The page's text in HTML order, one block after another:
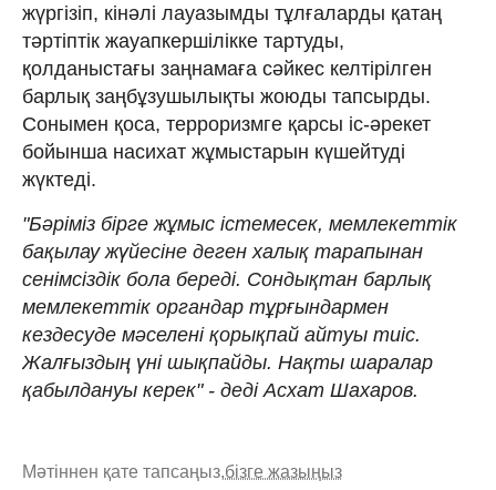
жүргізіп, кінәлі лауазымды тұлғаларды қатаң
тәртіптік жауапкершілікке тартуды,
қолданыстағы заңнамаға сәйкес келтірілген
барлық заңбұзушылықты жоюды тапсырды.
Сонымен қоса, терроризмге қарсы іс-әрекет
бойынша насихат жұмыстарын күшейтуді
жүктеді.
"Бәріміз бірге жұмыс істемесек, мемлекеттік
бақылау жүйесіне деген халық тарапынан
сенімсіздік бола береді. Сондықтан барлық
мемлекеттік органдар тұрғындармен
кездесуде мәселені қорықпай айтуы тиіс.
Жалғыздың үні шықпайды. Нақты шаралар
қабылдануы керек" - деді Асхат Шахаров.
Мәтіннен қате тапсаңыз,бізге жазыңыз